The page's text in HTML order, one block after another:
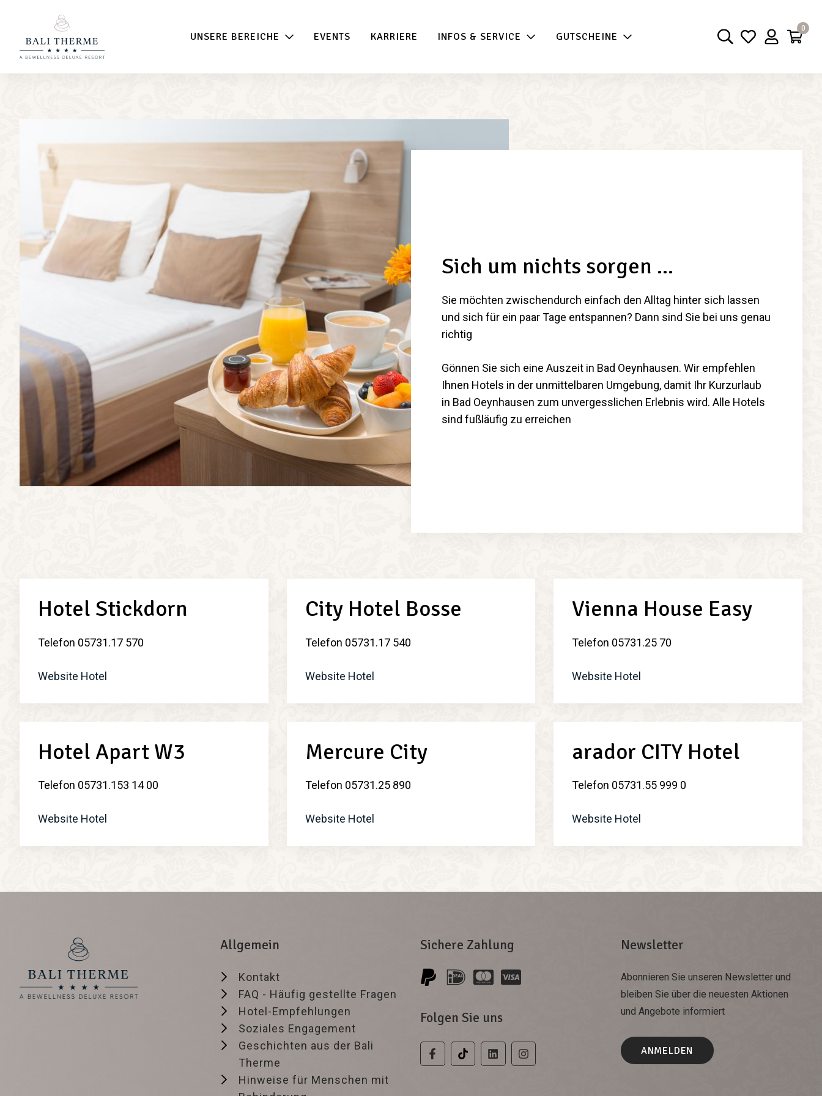
UNSERE BEREICHE EVENTS KARRIERE INFOS & SERVICE GUTSCHEINE
0
Sich um nichts sorgen ...
Sie möchten zwischendurch einfach den Alltag hinter sich lassen
und sich für ein paar Tage entspannen? Dann sind Sie bei uns genau
richtig
Gönnen Sie sich eine Auszeit in Bad Oeynhausen. Wir empfehlen
Ihnen Hotels in der unmittelbaren Umgebung, damit Ihr Kurzurlaub
in Bad Oeynhausen zum unvergesslichen Erlebnis wird. Alle Hotels
sind fußläufig zu erreichen
Hotel Stickdorn
Telefon 05731.17 570
Website Hotel
City Hotel Bosse
Telefon 05731.17 540
Website Hotel
Vienna House Easy
Telefon 05731.25 70
Website Hotel
Hotel Apart W3
Telefon 05731.153 14 00
Website Hotel
Mercure City
Telefon 05731.25 890
Website Hotel
arador CITY Hotel
Telefon 05731.55 999 0
Website Hotel
Allgemein
Kontakt
FAQ - Häufig gestellte Fragen
Hotel-Empfehlungen
Soziales Engagement
Geschichten aus der Bali
Therme
Hinweise für Menschen mit
Sichere Zahlung
Folgen Sie uns
Newsletter
Abonnieren Sie unseren Newsletter und
bleiben Sie über die neuesten Aktionen
und Angebote informiert
ANMELDEN